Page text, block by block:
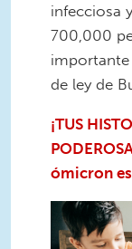
infecciosa
700,000
de ley de
¡TUS
ómicron